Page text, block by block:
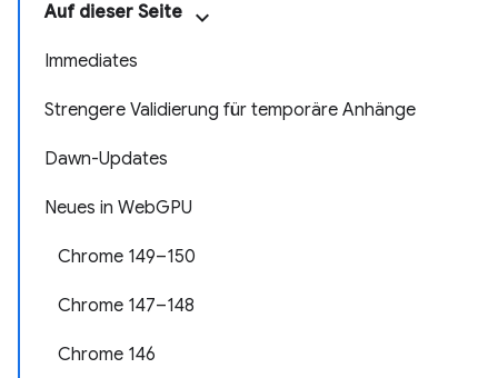
Auf dieser Seite
Immediates
Strengere Validierung für temporäre Anhänge
Dawn-Updates
Neues in WebGPU
Chrome 149–150
Chrome 147–148
Chrome 146